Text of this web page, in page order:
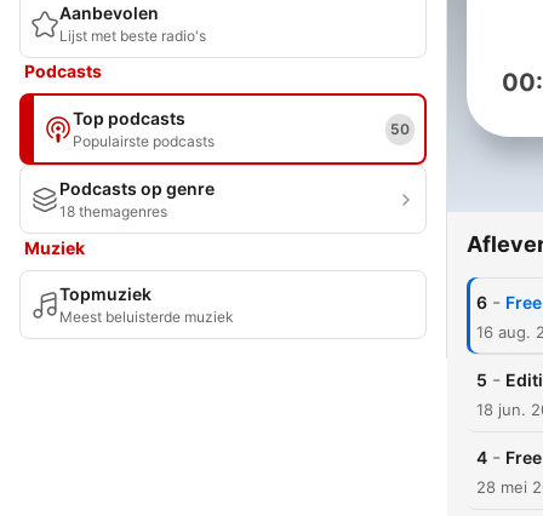
Aanbevolen
Lijst met beste radio's
Podcasts
Top podcasts
Populairste podcasts
50
Podcasts op genre
18 themagenres
Muziek
Topmuziek
Meest beluisterde muziek
6 -
16 aug.
5 -
18 jun.
4 -
28 mei